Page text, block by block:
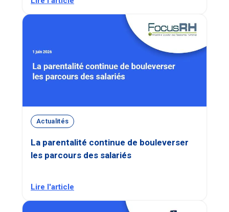
Actualités
La parentalité continue de bouleverser
les parcours des salariés
Lire l'article